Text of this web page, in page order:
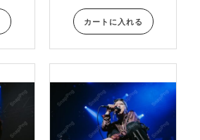
カートに入れる